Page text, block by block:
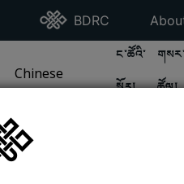
Go To BDRC
BDRC Go
GO TOCHINESE TRADITION
Chinese
GO TO
ང་ཚོའི་
སྐོར།
GO
ཚོལ།